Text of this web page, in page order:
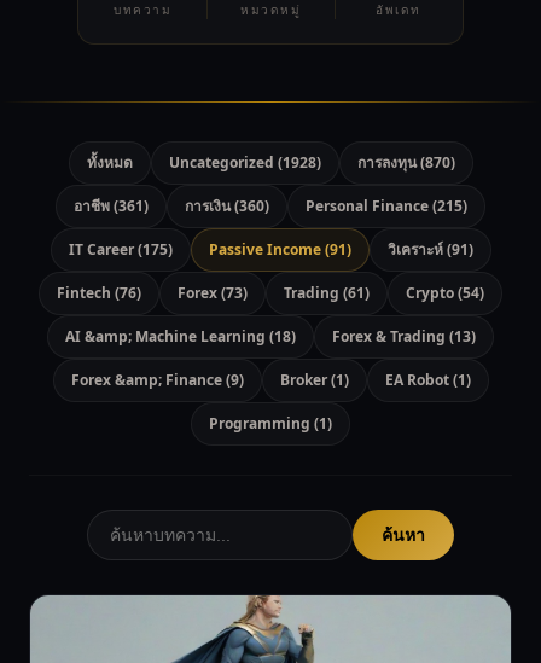
บทความ หมวดหมู่ อัพเดท
ทั้งหมด Uncategorized (1928) การลงทุน (870)
อาชีพ (361) การเงิน (360) Personal Finance (215)
IT Career (175) Passive Income (91) วิเคราะห์ (91)
Fintech (76) Forex (73) Trading (61) Crypto (54)
AI &amp; Machine Learning (18) Forex & Trading (13)
Forex &amp; Finance (9) Broker (1) EA Robot (1)
Programming (1)
ค้นหา